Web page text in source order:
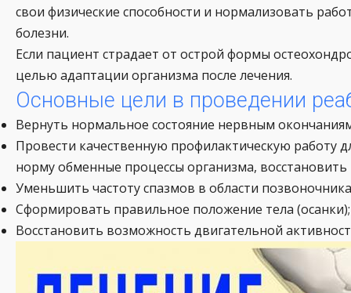
свои физические способности и нормализовать
болезни.
Если пациент страдает от острой формы
целью адаптации организма после лечения.
Основные цели в проведении
Вернуть нормальное состояние нервным
Провести качественную профилактическую работу
норму обменные процессы организма,
Уменьшить частоту спазмов в области
Сформировать правильное положение тела (осанки);
Восстановить возможность двигательной